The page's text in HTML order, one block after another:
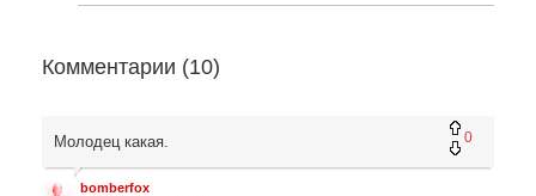
Комментарии (10)
0
Молодец какая.
bomberfox